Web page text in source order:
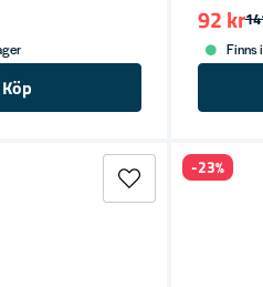
Köp
92 kr
Finns
-23%